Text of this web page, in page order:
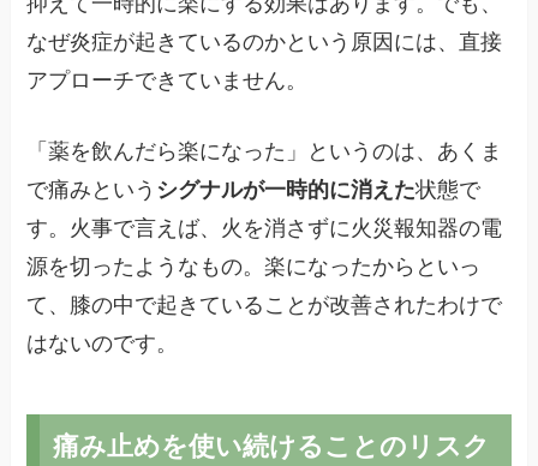
なぜ炎症が起きているのかという原因には、直接
アプローチできていません。
「薬を飲んだら楽になった」というのは、あくま
で痛みという シグナルが一時的に消えた状態で
す。火事で言えば、火を消さずに火災報知器の電
源を切ったようなもの。楽になったからといっ
て、膝の中で起きていることが改善されたわけで
はないのです。
痛み止めを使い続けることのリスク